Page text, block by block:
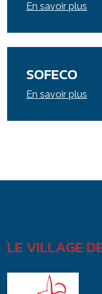
En savoir plus
SOFECO
En savoir plus
LE VILLAGE